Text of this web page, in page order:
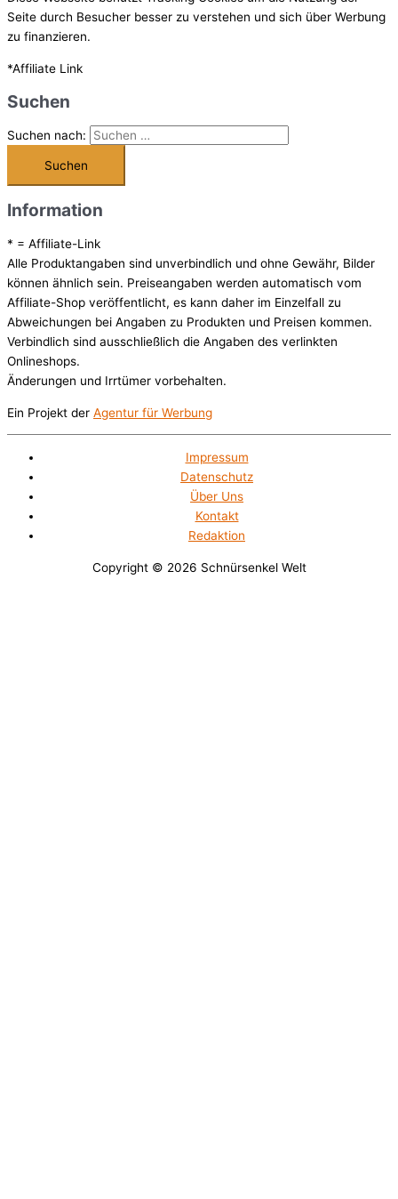
Seite durch Besucher besser zu verstehen und sich über Werbung
zu finanzieren.
*Affiliate Link
Suchen
Suchen nach:
Information
* = Affiliate-Link
Alle Produktangaben sind unverbindlich und ohne Gewähr, Bilder
können ähnlich sein. Preiseangaben werden automatisch vom
Affiliate-Shop veröffentlicht, es kann daher im Einzelfall zu
Abweichungen bei Angaben zu Produkten und Preisen kommen.
Verbindlich sind ausschließlich die Angaben des verlinkten
Onlineshops.
Änderungen und Irrtümer vorbehalten.
Ein Projekt der Agentur für Werbung
Impressum
Datenschutz
Über Uns
Kontakt
Redaktion
Copyright © 2026 Schnürsenkel Welt